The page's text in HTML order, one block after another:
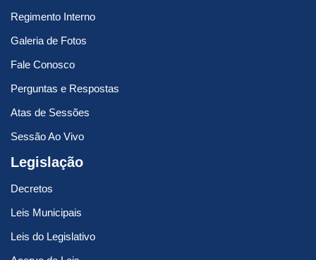
Regimento Interno
Galeria de Fotos
Fale Conosco
Perguntas e Respostas
Atas de Sessões
Sessão Ao Vivo
Legislação
Decretos
Leis Municipais
Leis do Legislativo